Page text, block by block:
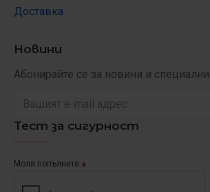
Доставка
Новини
Абонирайте се за новини и
Тест за сигурност
Моля попълнете